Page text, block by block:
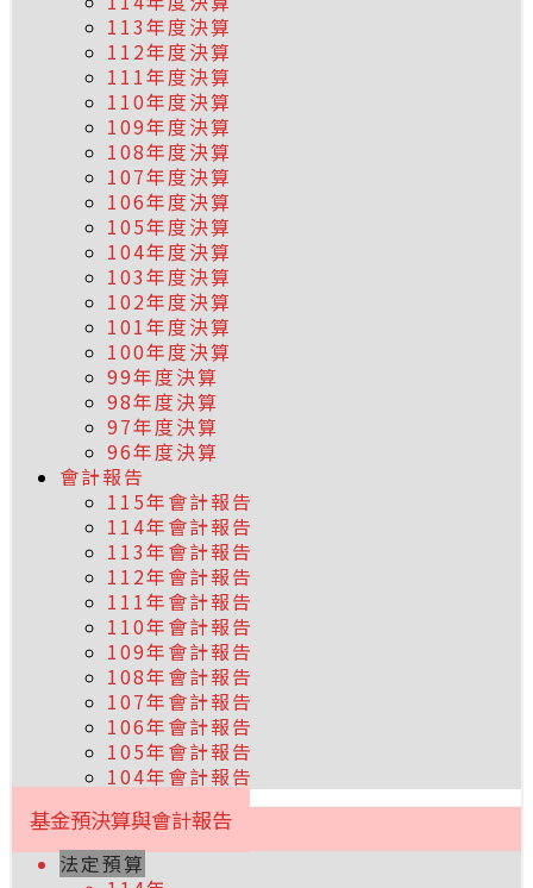
113年度決算
112年度決算
111年度決算
110年度決算
109年度決算
108年度決算
107年度決算
106年度決算
105年度決算
104年度決算
103年度決算
102年度決算
101年度決算
100年度決算
99年度決算
98年度決算
97年度決算
96年度決算
會計報告
115年會計報告
114年會計報告
113年會計報告
112年會計報告
111年會計報告
110年會計報告
109年會計報告
108年會計報告
107年會計報告
106年會計報告
105年會計報告
104年會計報告
基金預決算與會計報告
法定預算